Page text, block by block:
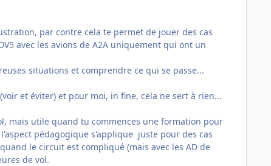
par contre cela te permet de jouer des cas
avec les avions de A2A uniquement qui ont un
situations et comprendre ce qui se passe...
et éviter) et pour moi, in fine, cela ne sert à rien...
mais utile quand tu commences une formation pour
pédagogique s'applique juste pour des cas
le circuit est compliqué (mais avec les AD de
de vol.